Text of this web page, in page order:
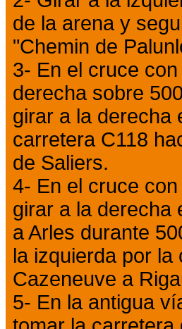
de la arena y
"Chemin de
3- En el cruce
derecha sobre
girar a la derecha
carretera C118
de Saliers.
4- En el cruce
girar a la derecha
a Arles durante
la izquierda por la
Cazeneuve a
5- En la antigua